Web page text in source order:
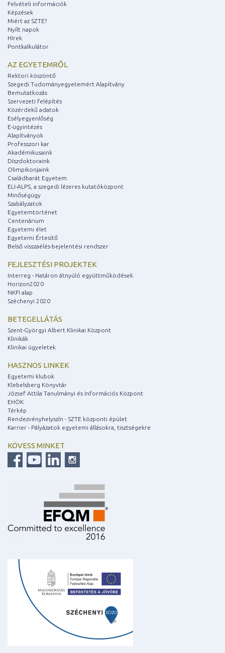
Felvételi információk
Képzések
Miért az SZTE?
Nyílt napok
Hírek
Pontkalkulátor
AZ EGYETEMRŐL
Rektori köszöntő
Szegedi Tudományegyetemért Alapítvány
Bemutatkozás
Szervezeti felépítés
Közérdekű adatok
Esélyegyenlőség
E-ügyintézés
Alapítványok
Professzori kar
Akadémikusaink
Díszdoktoraink
Olimpikonjaink
Családbarát Egyetem
ELI-ALPS, a szegedi lézeres kutatóközpont
Minőségügy
Szabályzatok
Egyetemtörténet
Centenárium
Egyetemi élet
Egyetemi Értesítő
Belső visszaélés-bejelentési rendszer
FEJLESZTÉSI PROJEKTEK
Interreg - Határon átnyúló együttműködések
Horizon2020
NKFI alap
Széchenyi 2020
BETEGELLÁTÁS
Szent-Györgyi Albert Klinikai Központ
Klinikák
Klinikai ügyeletek
HASZNOS LINKEK
Egyetemi klubok
Klebelsberg Könyvtár
József Attila Tanulmányi és Információs Központ
EHÖK
Térkép
Rendezvényhelyszín - SZTE központi épület
Karrier - Pályázatok egyetemi állásokra, tisztségekre
KÖVESS MINKET